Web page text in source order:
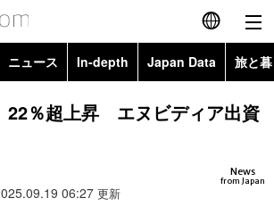
English
简体字
ニュース In-depth Japan Data 旅と
Topics
22％超上昇 エヌビディア出資
News
from Japan
06:27 更新